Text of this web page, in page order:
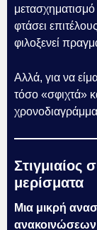
φτάσει
φιλοξενεί
Αλλά, για να
τόσο «σφιχτά»
Στιγμιαίος
μερίσματα
Μια μικρή
ανακοινώσεων